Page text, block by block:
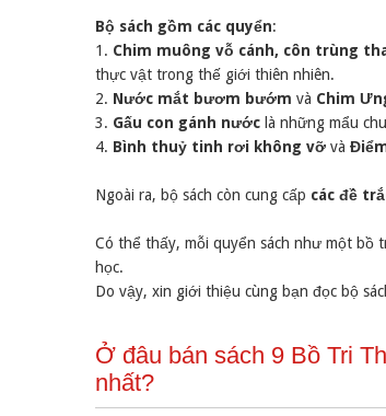
Bộ sách gồm các quyển:
1. Chim muông vỗ cánh, côn trùng
thực vật trong thế giới thiên nhiên.
2. Nước mắt bươm bướm và Chim
3. Gấu con gánh nước là những mẩu
4. Bình thuỷ tinh rơi không vỡ và
Ngoài ra, bộ sách còn cung cấp các đề
Có thể thấy, mỗi quyển sách như một bồ
học.
Do vậy, xin giới thiệu cùng bạn đọc bộ
Ở đâu bán sách 9 Bồ Tri
nhất?